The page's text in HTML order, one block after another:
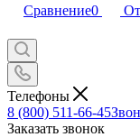
Сравнение0
Телефоны
8 (800) 511-66-45
Заказать звонок